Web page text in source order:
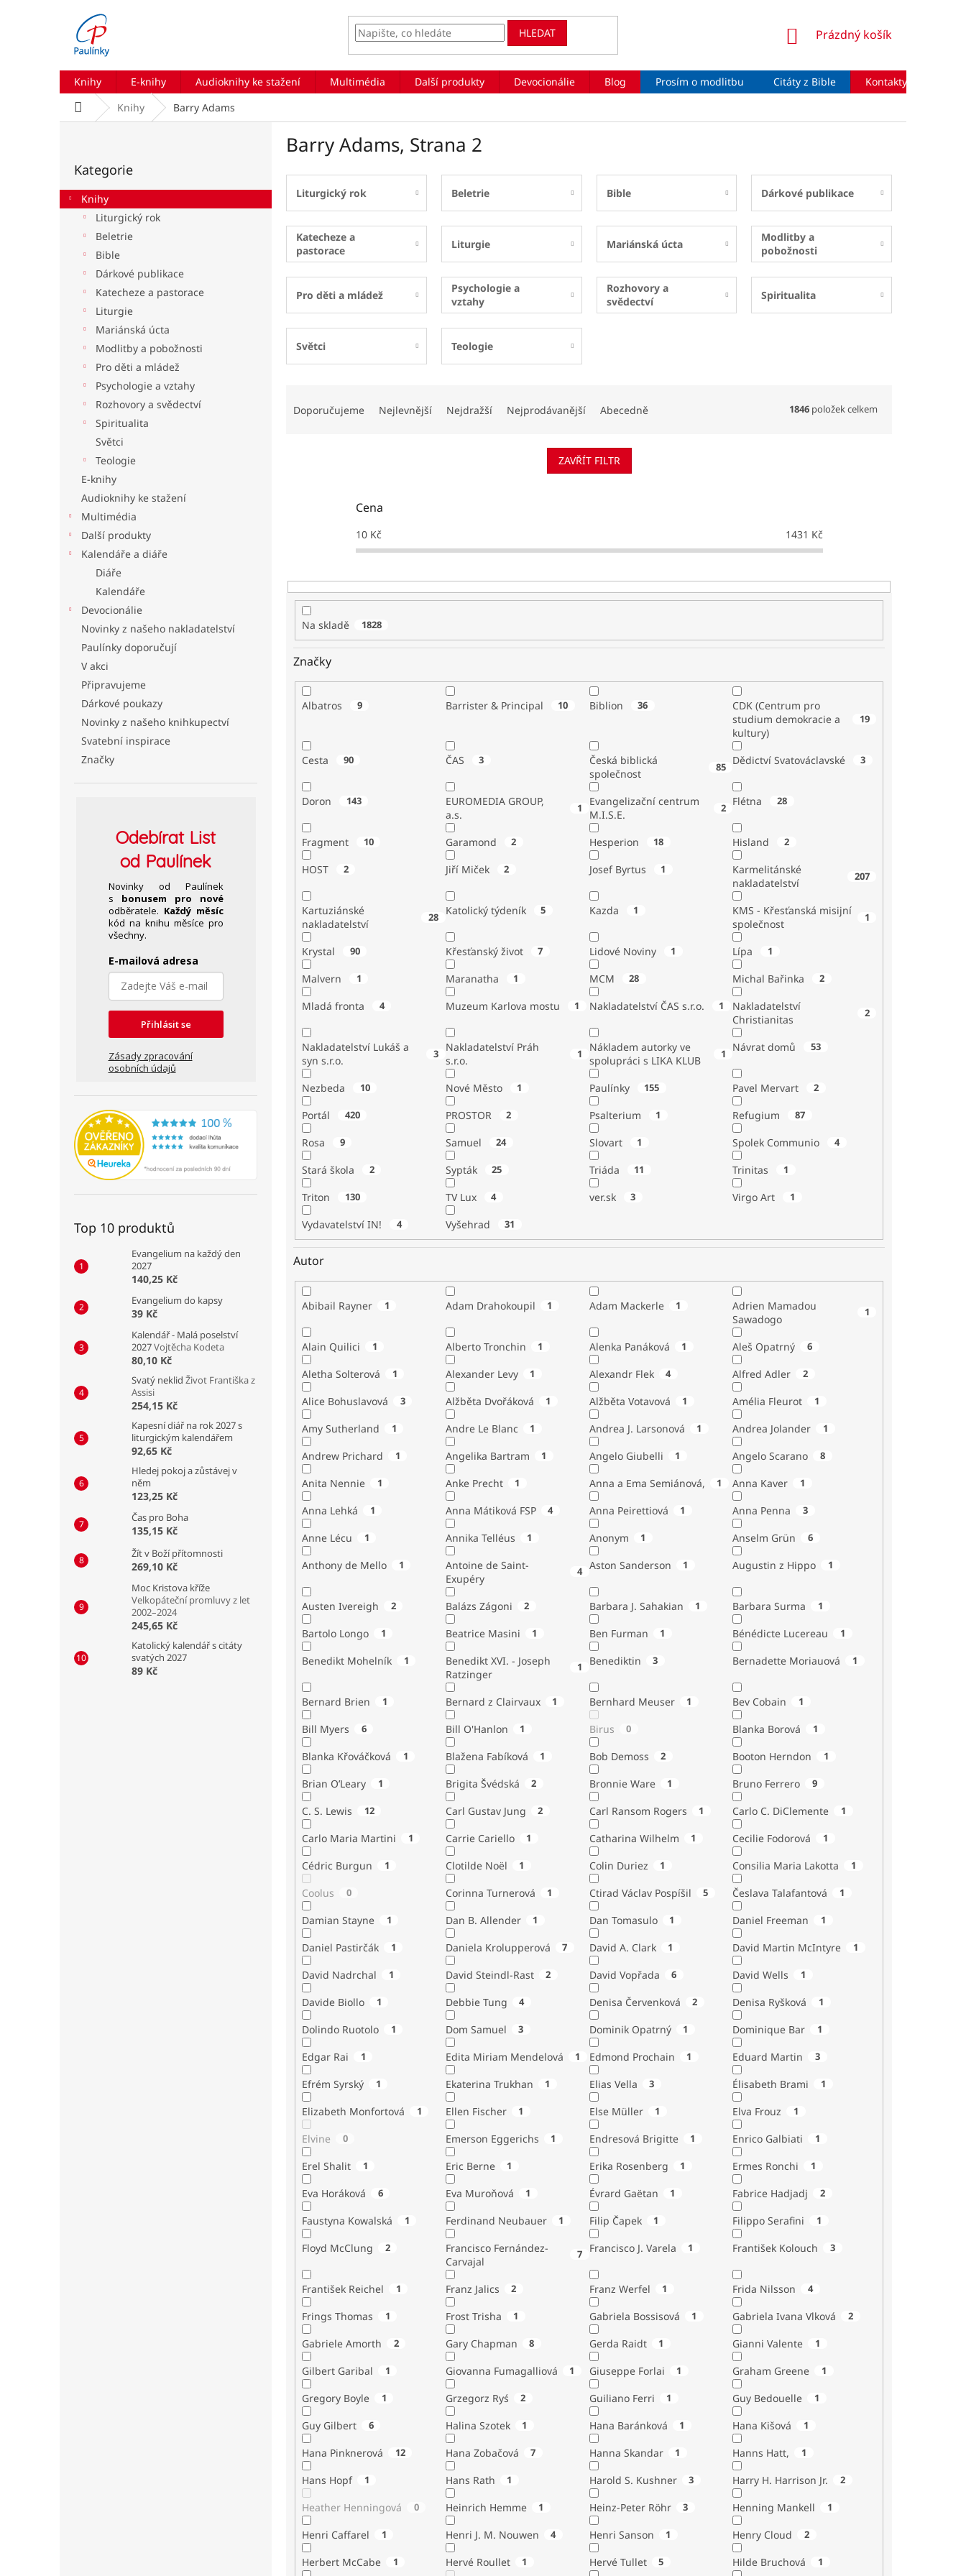
HLEDAT
NÁKUPNÍ
Prázdný košík
Knihy E-knihy Audioknihy ke stažení Multimédia Další produkty Devocionálie Blog Prosím o modlitbu Citáty z Bible Kontakty
Domů Knihy Barry Adams
r
a
kategorie
Kategorie
Knihy
Liturgický rok
Beletrie
Bible
Dárkové publikace
Katecheze a pastorace
Liturgie
Mariánská úcta
Modlitby a pobožnosti
Pro děti a mládež
Psychologie a vztahy
Rozhovory a svědectví
Spiritualita
Světci
Teologie
E-knihy
Audioknihy ke stažení
Multimédia
Další produkty
Kalendáře a diáře
Diáře
Kalendáře
Devocionálie
Novinky z našeho nakladatelství
Paulínky doporučují
V akci
Připravujeme
Dárkové poukazy
Novinky z našeho knihkupectví
Svatební inspirace
Značky
OdebíratList
od Paulínek
Novinky od Paulínek
s bonusem pro nové
odběratele. Každý měsíc
kód na knihu měsíce pro
všechny.
E-mailová adresa
Přihlásit se
Zásady zpracování
osobních údajů
Top 10 produktů
Evangelium na každý den
2027
140,25 Kč
Evangelium do kapsy
39 Kč
Kalendář - Malá poselství
2027Vojtěcha Kodeta
80,10 Kč
Svatý neklid Život Františka z
Assisi
254,15 Kč
Kapesní diář na rok 2027 s
liturgickým kalendářem
92,65 Kč
Hledej pokoj a zůstávej v
něm
123,25 Kč
Čas pro Boha
135,15 Kč
Žít v Boží přítomnosti
269,10 Kč
Moc Kristova kříže
Velkopáteční promluvy z let
2002–2024
245,65 Kč
Katolický kalendář s citáty
svatých 2027
89 Kč
Barry Adams, Strana 2
Liturgický rok Beletrie Bible Dárkové publikace
Katecheze a
pastorace
Liturgie Mariánská úcta
Modlitby a
pobožnosti
Pro děti a mládež
Psychologie a
vztahy
Rozhovory a
svědectví
Spiritualita
Světci Teologie
t
ů
Doporučujeme Nejlevnější Nejdražší Nejprodávanější Abecedně 1846 položek celkem
ZAVŘÍT FILTR
Cena
10Kč 1431 Kč
Na skladě 1828
Značky
Albatros 9 Barrister & Principal 10 Biblion 36
CDK (Centrum pro
studium demokracie a
kultury)
19
Cesta 90 ČAS 3
Česká biblická
společnost
85 Dědictví Svatováclavské 3
Doron 143
EUROMEDIA GROUP,
a.s.
1
Evangelizační centrum
M.I.S.E.
2 Flétna 28
Fragment 10 Garamond 2 Hesperion 18 Hisland 2
HOST 2 Jiří Miček 2 Josef Byrtus 1
Karmelitánské
nakladatelství
207
Kartuziánské
nakladatelství
28 Katolický týdeník 5 Kazda 1
KMS - Křesťanská misijní
společnost
1
Krystal 90 Křesťanský život 7 Lidové Noviny 1 Lípa 1
Malvern 1 Maranatha 1 MCM 28 Michal Bařinka 2
Mladá fronta 4 Muzeum Karlova mostu 1 Nakladatelství ČAS s.r.o. 1
Nakladatelství
Christianitas
2
Nakladatelství Lukáš a
syn s.r.o.
3
Nakladatelství Práh
s.r.o.
1
Nákladem autorky ve
spolupráci s LIKA KLUB
1 Návrat domů 53
Nezbeda 10 Nové Město 1 Paulínky 155 Pavel Mervart 2
Portál 420 PROSTOR 2 Psalterium 1 Refugium 87
Rosa 9 Samuel 24 Slovart 1 Spolek Communio 4
Stará škola 2 Sypták 25 Triáda 11 Trinitas 1
Triton 130 TV Lux 4 ver.sk 3 Virgo Art 1
Vydavatelství IN! 4 Vyšehrad 31
Autor
Abibail Rayner 1 Adam Drahokoupil 1 Adam Mackerle 1
Adrien Mamadou
Sawadogo
1
Alain Quilici 1 Alberto Tronchin 1 Alenka Panáková 1 Aleš Opatrný 6
Aletha Solterová 1 Alexander Levy 1 Alexandr Flek 4 Alfred Adler 2
Alice Bohuslavová 3 Alžběta Dvořáková 1 Alžběta Votavová 1 Amélia Fleurot 1
Amy Sutherland 1 Andre Le Blanc 1 Andrea J. Larsonová 1 Andrea Jolander 1
Andrew Prichard 1 Angelika Bartram 1 Angelo Giubelli 1 Angelo Scarano 8
Anita Nennie 1 Anke Precht 1 Anna a Ema Semiánová, 1 Anna Kaver 1
Anna Lehká 1 Anna Mátiková FSP 4 Anna Peirettiová 1 Anna Penna 3
Anne Lécu 1 Annika Telléus 1 Anonym 1 Anselm Grün 6
Anthony de Mello 1
Antoine de Saint-
Exupéry
4 Aston Sanderson 1 Augustin z Hippo 1
Austen Ivereigh 2 Balázs Zágoni 2 Barbara J. Sahakian 1 Barbara Surma 1
Bartolo Longo 1 Beatrice Masini 1 Ben Furman 1 Bénédicte Lucereau 1
Benedikt Mohelník 1
Benedikt XVI. - Joseph
Ratzinger
1 Benediktin 3 Bernadette Moriauová 1
Bernard Brien 1 Bernard z Clairvaux 1 Bernhard Meuser 1 Bev Cobain 1
Bill Myers 6 Bill O'Hanlon 1 Birus 0 Blanka Borová 1
Blanka Křováčková 1 Blažena Fabíková 1 Bob Demoss 2 Booton Herndon 1
Brian O’Leary 1 Brigita Švédská 2 Bronnie Ware 1 Bruno Ferrero 9
C. S. Lewis 12 Carl Gustav Jung 2 Carl Ransom Rogers 1 Carlo C. DiClemente 1
Carlo Maria Martini 1 Carrie Cariello 1 Catharina Wilhelm 1 Cecilie Fodorová 1
Cédric Burgun 1 Clotilde Noël 1 Colin Duriez 1 Consilia Maria Lakotta 1
Coolus 0 Corinna Turnerová 1 Ctirad Václav Pospíšil 5 Česlava Talafantová 1
Damian Stayne 1 Dan B. Allender 1 Dan Tomasulo 1 Daniel Freeman 1
Daniel Pastirčák 1 Daniela Krolupperová 7 David A. Clark 1 David Martin McIntyre 1
David Nadrchal 1 David Steindl-Rast 2 David Vopřada 6 David Wells 1
Davide Biollo 1 Debbie Tung 4 Denisa Červenková 2 Denisa Ryšková 1
Dolindo Ruotolo 1 Dom Samuel 3 Dominik Opatrný 1 Dominique Bar 1
Edgar Rai 1 Edita Miriam Mendelová 1 Edmond Prochain 1 Eduard Martin 3
Efrém Syrský 1 Ekaterina Trukhan 1 Elias Vella 3 Élisabeth Brami 1
Elizabeth Monfortová 1 Ellen Fischer 1 Else Müller 1 Elva Frouz 1
Elvine 0 Emerson Eggerichs 1 Endresová Brigitte 1 Enrico Galbiati 1
Erel Shalit 1 Eric Berne 1 Erika Rosenberg 1 Ermes Ronchi 1
Eva Horáková 6 Eva Muroňová 1 Évrard Gaëtan 1 Fabrice Hadjadj 2
Faustyna Kowalská 1 Ferdinand Neubauer 1 Filip Čapek 1 Filippo Serafini 1
Floyd McClung 2
Francisco Fernández-
Carvajal
7 Francisco J. Varela 1 František Kolouch 3
František Reichel 1 Franz Jalics 2 Franz Werfel 1 Frida Nilsson 4
Frings Thomas 1 Frost Trisha 1 Gabriela Bossisová 1 Gabriela Ivana Vlková 2
Gabriele Amorth 2 Gary Chapman 8 Gerda Raidt 1 Gianni Valente 1
Gilbert Garibal 1 Giovanna Fumagalliová 1 Giuseppe Forlai 1 Graham Greene 1
Gregory Boyle 1 Grzegorz Ryś 2 Guiliano Ferri 1 Guy Bedouelle 1
Guy Gilbert 6 Halina Szotek 1 Hana Baránková 1 Hana Kišová 1
Hana Pinknerová 12 Hana Zobačová 7 Hanna Skandar 1 Hanns Hatt, 1
Hans Hopf 1 Hans Rath 1 Harold S. Kushner 3 Harry H. Harrison Jr. 2
Heather Henningová 0 Heinrich Hemme 1 Heinz-Peter Röhr 3 Henning Mankell 1
Henri Caffarel 1 Henri J. M. Nouwen 4 Henri Sanson 1 Henry Cloud 2
Herbert McCabe 1 Hervé Roullet 1 Hervé Tullet 5 Hilde Bruchová 1